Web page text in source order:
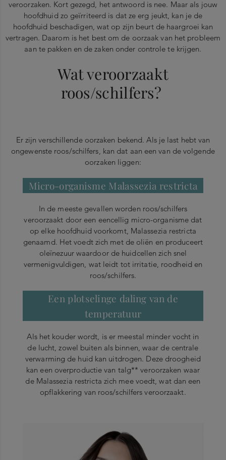
veroorzaken. Kort gezegd, het antwoord is nee. Maar als jouw
hoofdhuid zo geïrriteerd is dat ze erg jeukt, kan je de
hoofdhuid beschadigen, wat op zijn beurt de haargroei kan
vertragen. Daarom is het best om de oorzaak van het probleem
aan te pakken en de zaken onder controle te krijgen.
Wat veroorzaakt
roos/schilfers?
Er zijn verschillende oorzaken bekend. Als je last hebt van
ongewenste roos/schilfers, kan dat aan een van de volgende
oorzaken liggen:
Micro-organisme Malassezia restricta
In de meeste gevallen worden roos/schilfers
veroorzaakt door een eencellig micro-organisme dat
op elke hoofdhuid voorkomt, Malassezia restricta
genaamd. Het voedt zich met de oliën en produceert
oleïnezuur waardoor de huidcellen zich snel
vermenigvuldigen, wat leidt tot irritatie, roodheid en
roos/schilfers.
Een plotselinge daling van de
temperatuur
Als het kouder wordt, is er meestal minder vocht in
de lucht, zowel buiten als binnen, waar de centrale
verwarming de huid kan uitdrogen. Deze droogheid
kan een overproductie van talg** veroorzaken waar
de Malassezia restricta zich mee voedt, wat dan een
opflakkering van roos/schilfers veroorzaakt.